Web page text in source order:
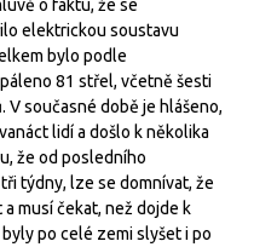
o faktu, že se
elektrickou soustavu
bylo podle
81 střel, včetně šesti
V současné době je hlášeno,
lidí a došlo k několika
že od posledního
týdny, lze se domnívat, že
musí čekat, než dojde k
po celé zemi slyšet i po